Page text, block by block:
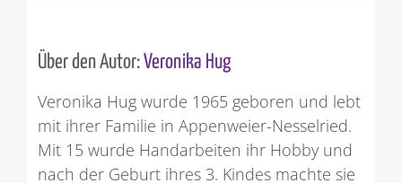
Über den Autor:Veronika Hug
Veronika Hug wurde 1965 geboren und lebt
mit ihrer Familie in Appenweier-Nesselried.
Mit 15 wurde Handarbeiten ihr Hobby und
nach der Geburt ihres 3. Kindes machte sie